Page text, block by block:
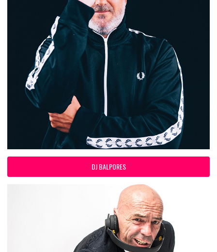
DJ BALPORES